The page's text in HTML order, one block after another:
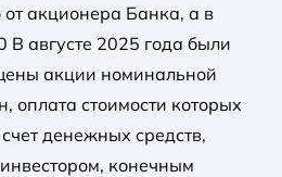
от акционера Банка, а в
августе 2025 года были
акции номинальной
оплата стоимости которых
денежных средств,
конечным